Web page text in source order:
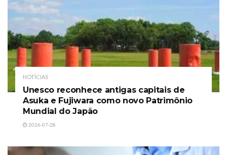
NOTÍCIAS
Unesco reconhece antigas capitais de
Asuka e Fujiwara como novo Patrimônio
Mundial do Japão
2026-07-28